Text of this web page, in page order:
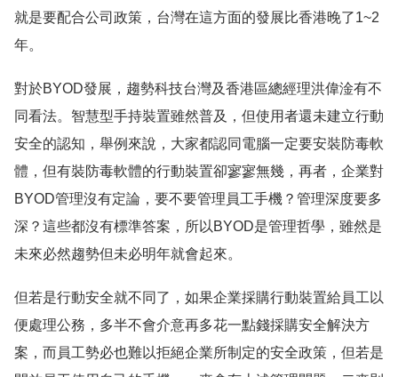
就是要配合公司政策，台灣在這方面的發展比香港晚了1~2
年。
對於BYOD發展，趨勢科技台灣及香港區總經理洪偉淦有不
同看法。智慧型手持裝置雖然普及，但使用者還未建立行動
安全的認知，舉例來說，大家都認同電腦一定要安裝防毒軟
體，但有裝防毒軟體的行動裝置卻寥寥無幾，再者，企業對
BYOD管理沒有定論，要不要管理員工手機？管理深度要多
深？這些都沒有標準答案，所以BYOD是管理哲學，雖然是
未來必然趨勢但未必明年就會起來。
但若是行動安全就不同了，如果企業採購行動裝置給員工以
便處理公務，多半不會介意再多花一點錢採購安全解決方
案，而員工勢必也難以拒絕企業所制定的安全政策，但若是